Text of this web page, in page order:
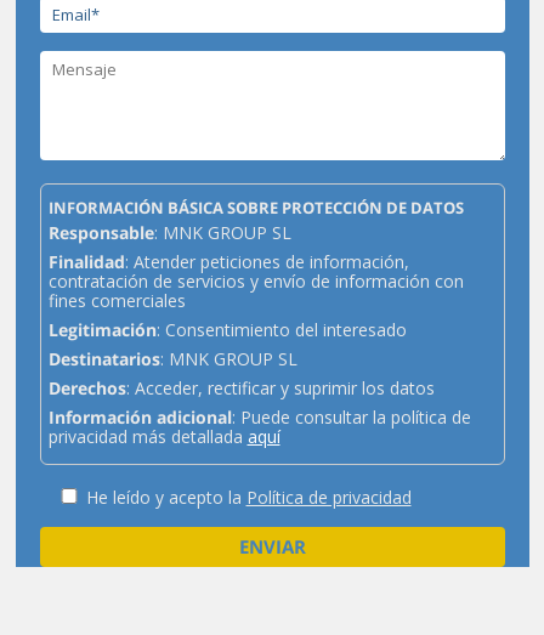
INFORMACIÓN BÁSICA SOBRE PROTECCIÓN DE DATOS
Responsable: MNK GROUP SL
Finalidad: Atender peticiones de información,
contratación de servicios y envío de información con
fines comerciales
Legitimación: Consentimiento del interesado
Destinatarios: MNK GROUP SL
Derechos: Acceder, rectificar y suprimir los datos
Información adicional: Puede consultar la política de
privacidad más detallada aquí
He leído y acepto la Política de privacidad